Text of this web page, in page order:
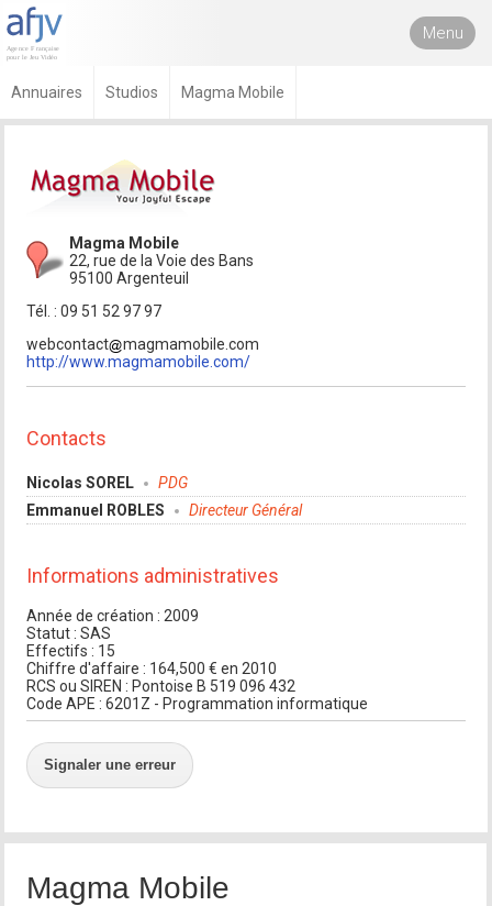
Menu
Annuaires Studios Magma Mobile
Magma Mobile
22, rue de la Voie des Bans
95100 Argenteuil
Tél. : 09 51 52 97 97
webcontact
magmamobile.com
http://www.magmamobile.com/
Contacts
Nicolas SOREL
PDG
Emmanuel ROBLES
Directeur Général
Informations administratives
Année de création : 2009
Statut : SAS
Effectifs : 15
Chiffre d'affaire : 164,500 € en 2010
RCS ou SIREN : Pontoise B 519 096 432
Code APE : 6201Z - Programmation informatique
Signaler une erreur
Magma Mobile